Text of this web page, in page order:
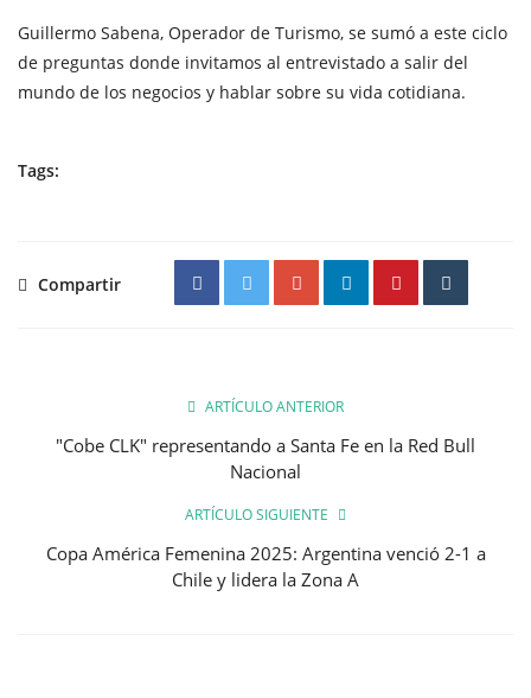
Guillermo Sabena, Operador de Turismo, se sumó a este ciclo
de preguntas donde invitamos al entrevistado a salir del
mundo de los negocios y hablar sobre su vida cotidiana.
Tags:
Compartir
ARTÍCULO ANTERIOR
"Cobe CLK" representando a Santa Fe en la Red Bull
Nacional
ARTÍCULO SIGUIENTE
Copa América Femenina 2025: Argentina venció 2-1 a
Chile y lidera la Zona A